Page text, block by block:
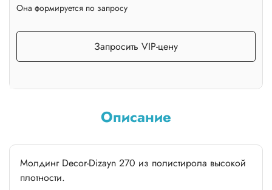
Она формируется по запросу
Запросить VIP-цену
Описание
Молдинг Decor-Dizayn 270 из полистирола высокой
плотности.